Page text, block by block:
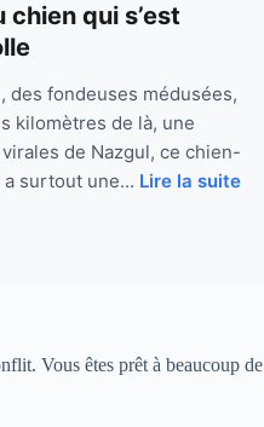
qui s’est
des fondeuses médusées,
kilomètres de là, une
de Nazgul, ce chien-
surtout une... Lire la suite
Vous êtes prêt à beaucoup de